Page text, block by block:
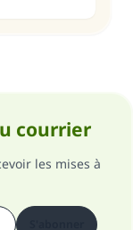
courrier
les mises à